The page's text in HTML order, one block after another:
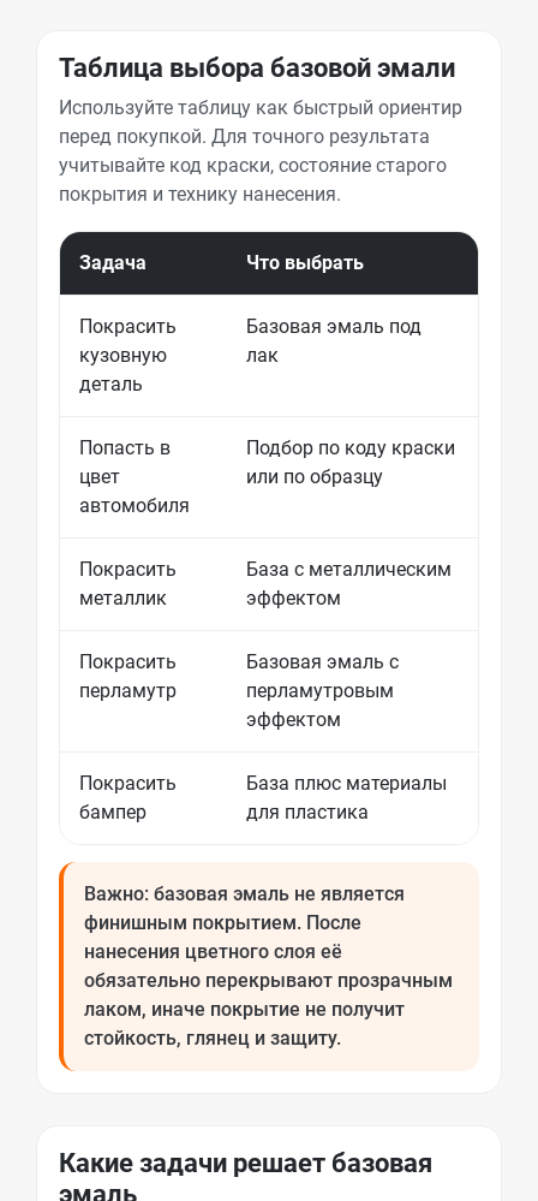
Таблица выбора базовой эмали
Используйте таблицу как быстрый ориентир
перед покупкой. Для точного результата
учитывайте код краски, состояние старого
покрытия и технику нанесения.
Задача Что выбрать
Покрасить
кузовную
деталь
Базовая эмаль под
лак
Попасть в
цвет
автомобиля
Подбор по коду краски
или по образцу
Покрасить
металлик
База с металлическим
эффектом
Покрасить
перламутр
Базовая эмаль с
перламутровым
эффектом
Покрасить
бампер
База плюс материалы
для пластика
Важно: базовая эмаль не является
финишным покрытием. После
нанесения цветного слоя её
обязательно перекрывают прозрачным
лаком, иначе покрытие не получит
стойкость, глянец и защиту.
Какие задачи решает базовая
эмаль